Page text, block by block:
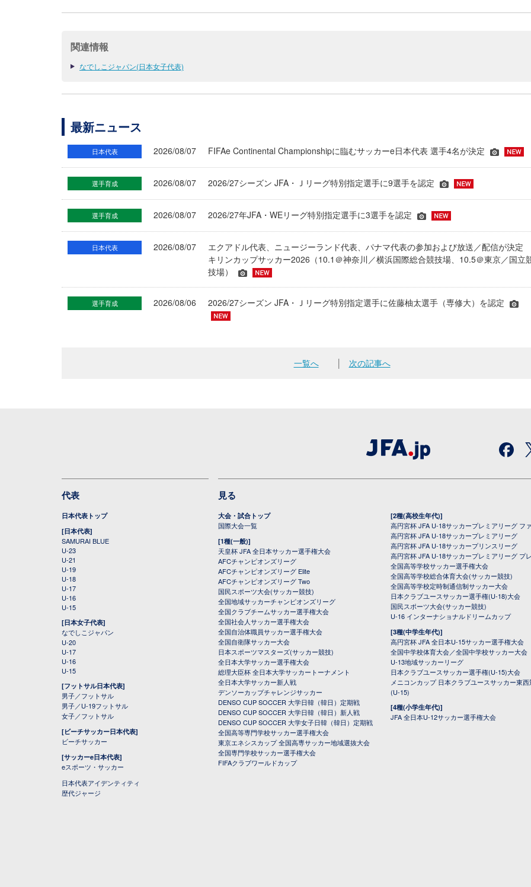
関連情報
なでしこジャパン(日本女子代表)
最新ニュース
日本代表 2026/08/07 FIFAe Continental Championshipに臨むサッカーe日本代表 選手4名が決定
選手育成 2026/08/07 2026/27シーズン JFA・Ｊリーグ特別指定選手に9選手を認定
選手育成 2026/08/07 2026/27年JFA・WEリーグ特別指定選手に3選手を認定
日本代表 2026/08/07
エクアドル代表、ニュージーランド代表、パナマ代表の参加および放送／配信が決定
キリンカップサッカー2026（10.1＠神奈川／横浜国際総合競技場、10.5＠東京／国立
技場）
選手育成 2026/08/06 2026/27シーズン JFA・Ｊリーグ特別指定選手に佐藤柚太選手（専修大）を認定
一覧へ 次の記事へ
代表
日本代表トップ
[日本代表]
SAMURAI BLUE
U-23
U-21
U-19
U-18
U-17
U-16
U-15
[日本女子代表]
なでしこジャパン
U-20
U-17
U-16
U-15
[フットサル日本代表]
男子／フットサル
男子／U-19フットサル
女子／フットサル
[ビーチサッカー日本代表]
ビーチサッカー
[サッカーe日本代表]
eスポーツ・サッカー
日本代表アイデンティティ
歴代ジャージ
見る
大会・試合トップ
国際大会一覧
[1種(一般)]
天皇杯 JFA 全日本サッカー選手権大会
AFCチャンピオンズリーグ
AFCチャンピオンズリーグ Elite
AFCチャンピオンズリーグ Two
国民スポーツ大会(サッカー競技)
全国地域サッカーチャンピオンズリーグ
全国クラブチームサッカー選手権大会
全国社会人サッカー選手権大会
全国自治体職員サッカー選手権大会
全国自衛隊サッカー大会
日本スポーツマスターズ(サッカー競技)
全日本大学サッカー選手権大会
総理大臣杯 全日本大学サッカートーナメント
全日本大学サッカー新人戦
デンソーカップチャレンジサッカー
DENSO CUP SOCCER 大学日韓（韓日）定期戦
DENSO CUP SOCCER 大学日韓（韓日）新人戦
DENSO CUP SOCCER 大学女子日韓（韓日）定期戦
全国高等専門学校サッカー選手権大会
東京エネシスカップ 全国高専サッカー地域選抜大会
全国専門学校サッカー選手権大会
FIFAクラブワールドカップ
[2種(高校生年代)]
高円宮杯 JFA U-18サッカープレミアリーグ フ
高円宮杯 JFA U-18サッカープレミアリーグ
高円宮杯 JFA U-18サッカープリンスリーグ
高円宮杯 JFA U-18サッカープレミアリーグ プ
全国高等学校サッカー選手権大会
全国高等学校総合体育大会(サッカー競技)
全国高等学校定時制通信制サッカー大会
日本クラブユースサッカー選手権(U-18)大会
国民スポーツ大会(サッカー競技)
U-16 インターナショナルドリームカップ
[3種(中学生年代)]
高円宮杯 JFA 全日本U-15サッカー選手権大会
全国中学校体育大会／全国中学校サッカー大会
U-13地域サッカーリーグ
日本クラブユースサッカー選手権(U-15)大会
メニコンカップ 日本クラブユースサッカー東
(U-15)
[4種(小学生年代)]
JFA 全日本U-12サッカー選手権大会